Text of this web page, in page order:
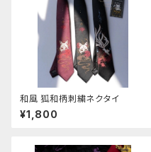
和風 狐和柄刺繍ネクタイ
¥1,800